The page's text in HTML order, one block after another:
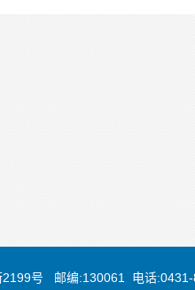
号 邮编:130061 电话